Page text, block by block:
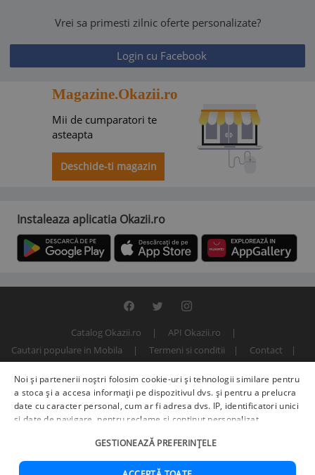
Vrei sa primesti zilnic oferte personalizate?
Login cu Facebook
Magazine.Okazii.ro
Mii de cumparatori te
asteapta
Deschide-ti magazin
Instaleaza aplicatia Okazii.ro
Catalog Okazii.ro
API Okazii.ro
Cautari populare in Mobila
Termeni si conditii
Contact
© 2000 - 2026 S.C. BITFACTOR S.R.L.
Noi și partenerii noștri folosim cookie-uri și tehnologii similare pentru
a stoca și a accesa informații pe dispozitivul dvs. și pentru a prelucra
date cu caracter personal, cum ar fi adresa dvs. IP, identificatori unici
și date de navigare, pentru reclame și conținut personalizat,
îmbunătățirea serviciilor.Furnizori terți (225)pot, de asemenea,
prelucra datele dvs. în aceste și alte scopuri, inclusiv folosind date
precise de geolocalizare și caracteristici ale dispozitivului. Opțiunile
GESTIONEAZĂ PREFERINȚELE